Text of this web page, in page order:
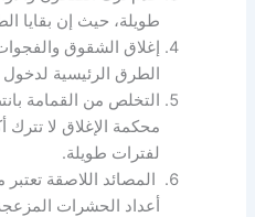
طويلة، حيث إن بقايا
إغلاق الشقوق
الطرق الرئيسية
التخلص من القمامة
محكمة الإغلاق لا
لفترات طويلة.
المصائد اللاصقة
أعداد الحشرات